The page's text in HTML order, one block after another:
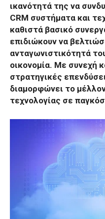
ικανότητά της να
CRM συστήματα και
καθιστά βασικό
επιδιώκουν να
ανταγωνιστικότητά
οικονομία. Με συνεχή
στρατηγικές
διαμορφώνει το
τεχνολογίας σε